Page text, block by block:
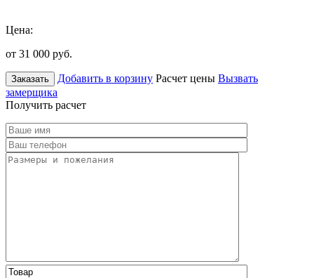
Цена:
от 31 000 руб.
Заказать Добавить в корзину Расчет цены Вызвать
замерщика
Получить расчет